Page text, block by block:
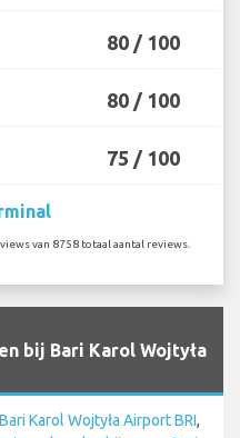
80 / 100
80 / 100
75 / 100
van 8758 totaal aantal reviews.
bij Bari Karol Wojtyła
Bari Karol Wojtyła Airport BRI,